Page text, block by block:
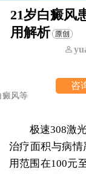
21岁白癜风
用解析
极速308激光
治疗面积与病
用范围在100元